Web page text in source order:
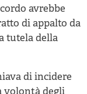
avrebbe
di appalto da
tutela della
di incidere